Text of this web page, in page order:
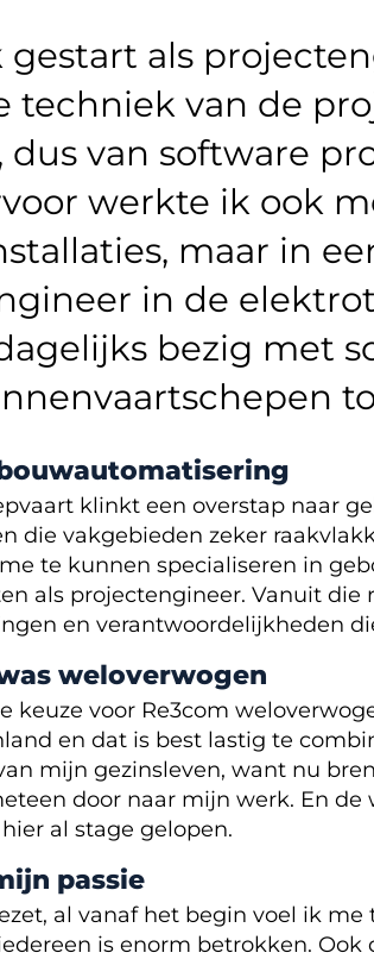
als
techniek van de
van software
werkte ik ook
maar in
in de
bezig met
klinkt een overstap naar
die vakgebieden zeker
te kunnen specialiseren in
als projectengineer. Vanuit
en verantwoordelijkheden
weloverwogen
keuze voor Re3com
en dat is best lastig te
mijn gezinsleven, want nu
door naar mijn werk. En de
al stage gelopen.
passie
al vanaf het begin voel ik me
is enorm betrokken.